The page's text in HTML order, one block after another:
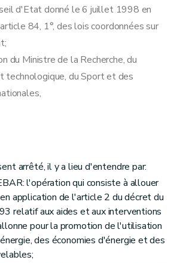
d'Etat donné le 6 juillet 1998 en
84, 1°, des lois coordonnées sur
du Ministre de la Recherche, du
technologique, du Sport et des
arrêté, il y a lieu d'entendre par:
l'opération qui consiste à allouer
application de l'article 2 du décret du
relatif aux aides et aux interventions
pour la promotion de l'utilisation
des économies d'énergie et des